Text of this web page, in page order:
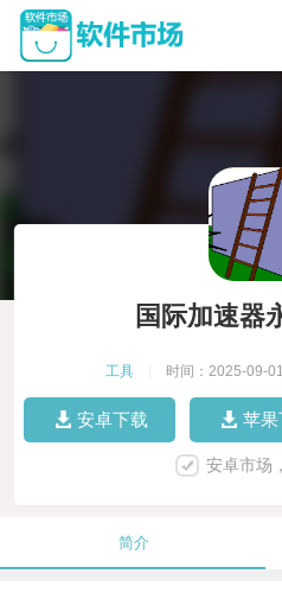
国际加速器
工具 时间：2025-09-01
安卓下载 苹果
安卓市场
简介